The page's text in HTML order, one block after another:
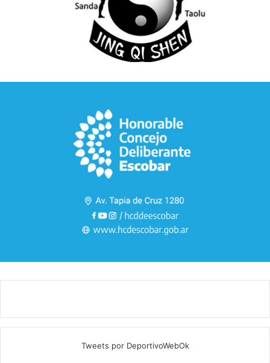
Tweets por DeportivoWebOk